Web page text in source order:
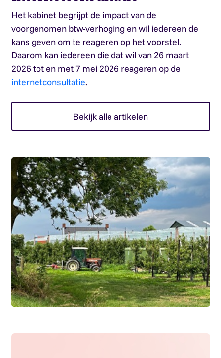
Het kabinet begrijpt de impact van de
voorgenomen btw-verhoging en wil iedereen de
kans geven om te reageren op het voorstel.
Daarom kan iedereen die dat wil van 26 maart
2026 tot en met 7 mei 2026 reageren op de
internetconsultatie.
Bekijk alle artikelen